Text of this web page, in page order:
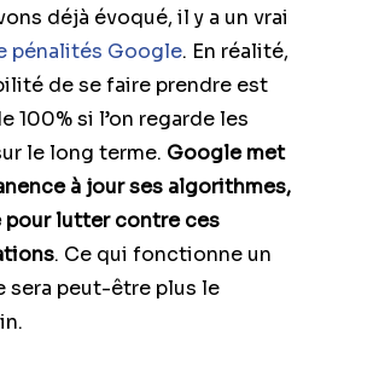
déjà évoqué, il y a un vrai
pénalités Google. En réalité,
de se faire prendre est
100% si l’on regarde les
le long terme. Google met
à jour ses algorithmes,
pour lutter contre ces
. Ce qui fonctionne un
sera peut-être plus le